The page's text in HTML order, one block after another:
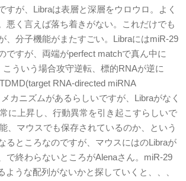
すが、Libraは表層と深層をウロウロ。よく
悪く言えば落ち着きがない。これだけでも
、分子機能がまたすごい。LibraにはmiR-29
ですが、両端がperfect matchで真ん中に
ういう場合攻守逆転、標的RNAが逆に
RNA-directed miRNA
カニズムがあるらしいですが、Libraがなく
に上昇し、行動異常を引き起こすらしいで
、マウスでも保存されているのか、という
るところなのですが、マウスにはのLibraが
で終わらないところがAlenaさん。miR-29
ような配列がないかと探していくと、、、